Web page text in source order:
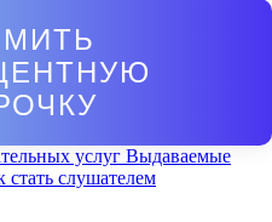
услуг Выдаваемые
стать слушателем